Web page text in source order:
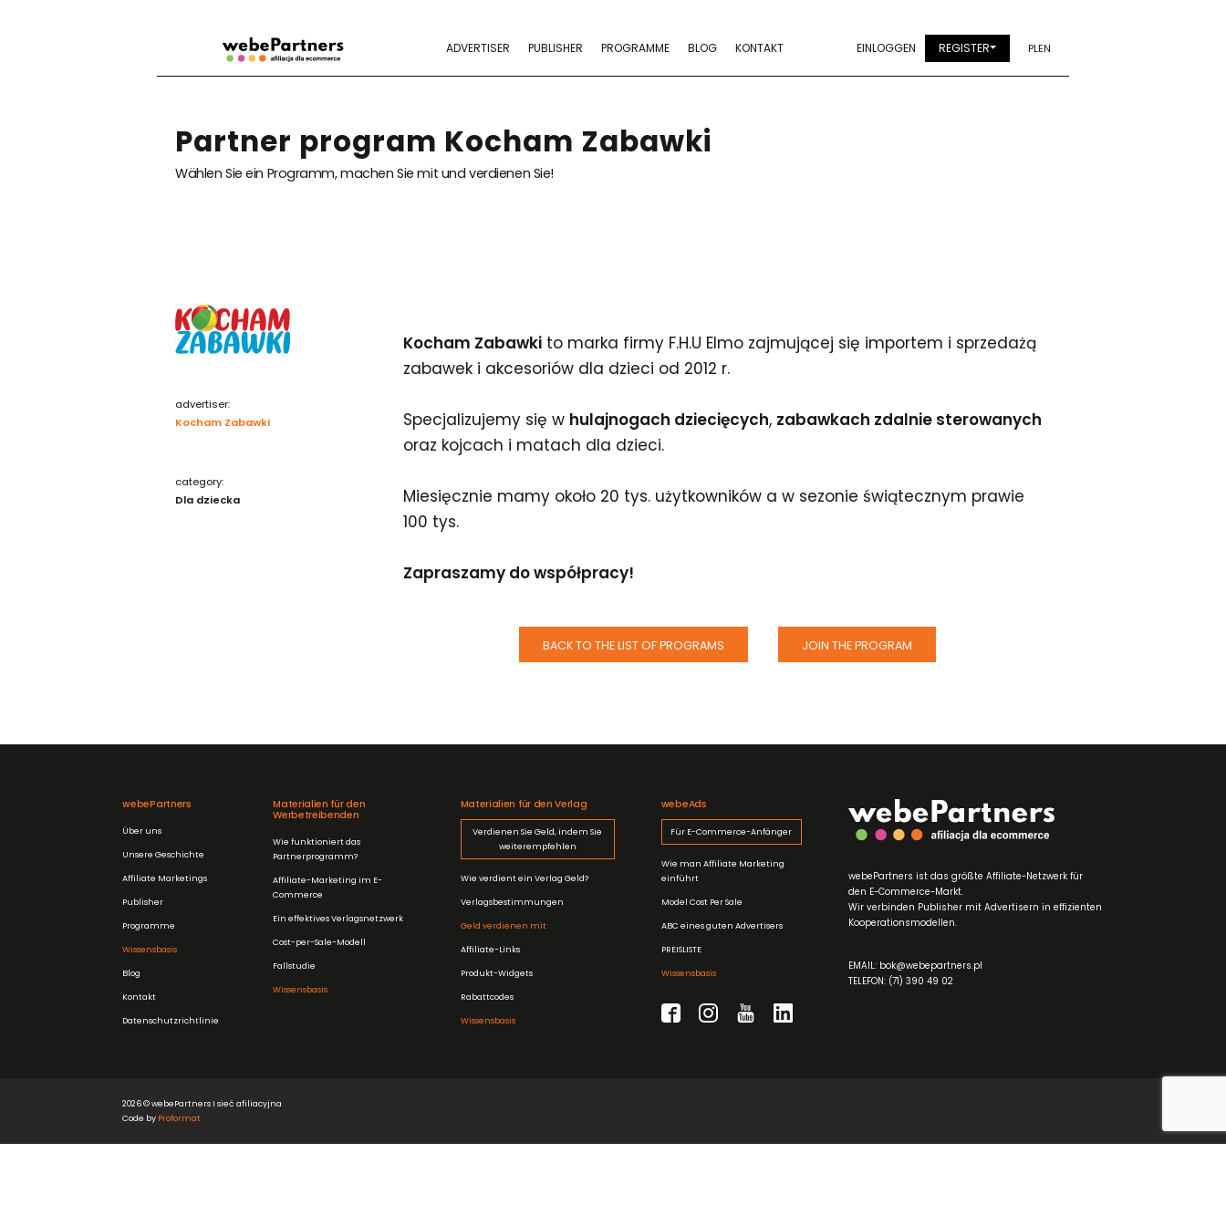
PLEN
EINLOGGEN REGISTER
ADVERTISER PUBLISHER PROGRAMME BLOG KONTAKT
Partner program Kocham Zabawki
Wählen Sie ein Programm, machen Sie mit und verdienen Sie!
advertiser:
Kocham Zabawki
category:
Dla dziecka
Kocham Zabawki to marka firmy F.H.U Elmo zajmującej się importem i sprzedażą
zabawek i akcesoriów dla dzieci od 2012 r.
Specjalizujemy się w hulajnogach dziecięcych, zabawkach zdalnie sterowanych
oraz kojcach i matach dla dzieci.
Miesięcznie mamy około 20 tys. użytkowników a w sezonie świątecznym prawie
100 tys.
Zapraszamy do współpracy!
BACK TO THE LIST OF PROGRAMS JOIN THE PROGRAM
webePartners
Über uns
Unsere Geschichte
Affiliate Marketings
Publisher
Programme
Wissensbasis
Blog
Kontakt
Datenschutzrichtlinie
Materialien für den
Werbetreibenden
Wie funktioniert das
Partnerprogramm?
Affiliate-Marketing im E-
Commerce
Ein effektives Verlagsnetzwerk
Cost-per-Sale-Modell
Fallstudie
Wissensbasis
Materialien für den Verlag
Verdienen Sie Geld, indem Sie
weiterempfehlen
Wie verdient ein Verlag Geld?
Verlagsbestimmungen
Geld verdienen mit
Affiliate-Links
Produkt-Widgets
Rabattcodes
Wissensbasis
webeAds
Für E-Commerce-Anfänger
Wie man Affiliate Marketing
einführt
Model Cost Per Sale
ABC eines guten Advertisers
PREISLISTE
Wissensbasis
webePartners ist das größte Affiliate-Netzwerk für
den E-Commerce-Markt.
Wir verbinden Publisher mit Advertisern in effizienten
Kooperationsmodellen.
EMAIL: bok@webepartners.pl
TELEFON: (71) 390 49 02
2026 © webePartners I sieć afiliacyjna
Code by Proformat